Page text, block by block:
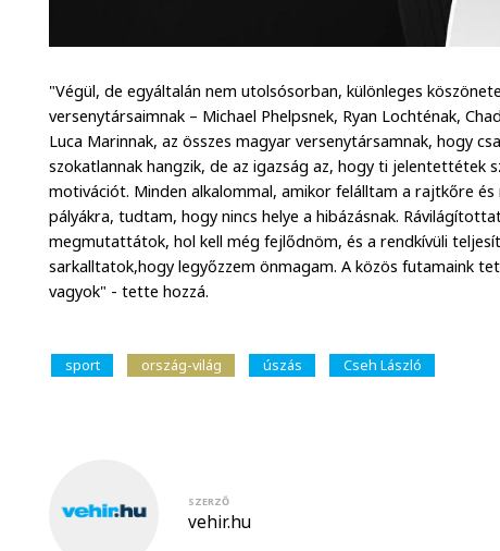
"Végül, de egyáltalán nem utolsósorban, különleges
versenytársaimnak – Michael Phelpsnek, Ryan Lochténak,
Luca Marinnak, az összes magyar versenytársamnak, hogy
szokatlannak hangzik, de az igazság az, hogy ti jelentettétek
motivációt. Minden alkalommal, amikor felálltam a rajtkőre
pályákra, tudtam, hogy nincs helye a hibázásnak.
megmutattátok, hol kell még fejlődnöm, és a rendkívüli
sarkalltatok,hogy legyőzzem önmagam. A közös futamaink
vagyok" - tette hozzá.
sport ország-világ úszás Cseh László
SZERZŐ
vehir.hu